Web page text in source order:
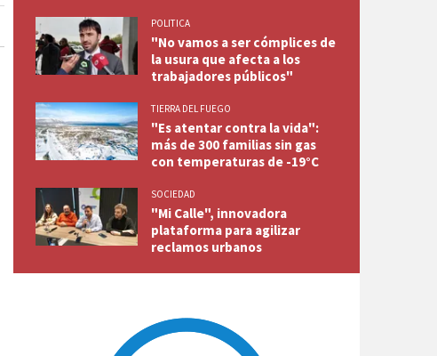
POLITICA
"No vamos a ser cómplices de
la usura que afecta a los
trabajadores públicos"
TIERRA DEL FUEGO
"Es atentar contra la vida":
más de 300 familias sin gas
con temperaturas de -19°C
SOCIEDAD
"Mi Calle", innovadora
plataforma para agilizar
reclamos urbanos